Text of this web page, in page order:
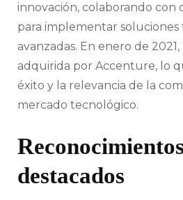
innovación, colaborando con
para implementar soluciones
avanzadas. En enero de
adquirida por Accenture, lo
éxito y la relevancia de la
mercado tecnológico.
destacados